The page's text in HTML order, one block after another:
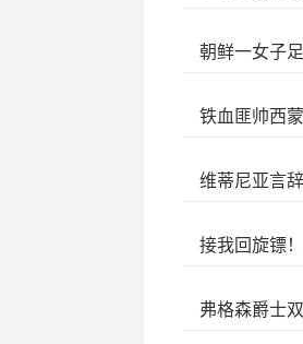
朝鲜一女子
铁血匪帅西
维蒂尼亚言
接我回旋镖
弗格森爵士